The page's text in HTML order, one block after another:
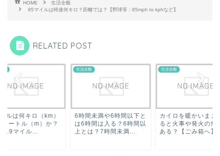
HOME
生活全般
85マイルは時速何キロ？距離では？【野球等：85mph to kphなど】
RELATED POST
ルは何キロ（km）
メートル（m）か？
マイル...
生活全般
6時間未満や6時間以下と
は6時間は入る？6時間以
上とは？7時間未満...
生活全般
カイロを暖かいまま
ると火事や発火の危
ある？【ごみ箱へ】